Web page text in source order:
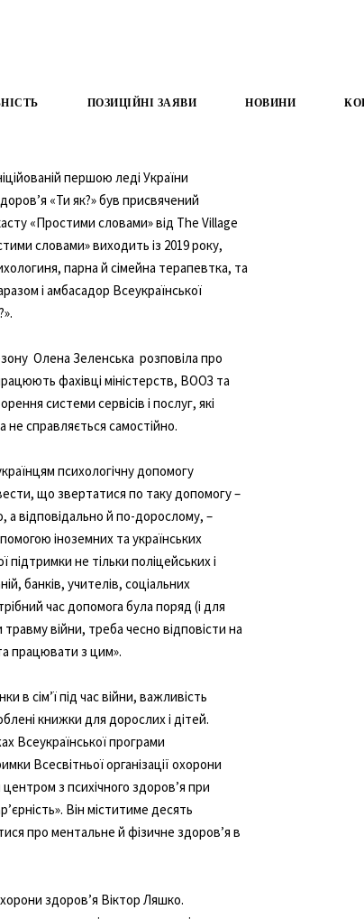
ПОЗИЦІЙНІ ЗАЯВИ НОВИНИ
першою леді України
«Ти як?» був присвячений
«Простими словами» від The Village
словами» виходить із 2019 року,
парна й сімейна терапевтка, та
і амбасадор Всеукраїнської
Олена Зеленська розповіла про
фахівці міністерств, ВООЗ та
системи сервісів і послуг, які
справляється самостійно.
психологічну допомогу
що звертатися по таку допомогу –
а відповідально й по-дорослому, –
іноземних та українських
підтримки не тільки поліцейських і
банків, учителів, соціальних
час допомога була поряд (і для
війни, треба чесно відповісти на
працювати з цим».
в сім’ї під час війни, важливість
книжки для дорослих і дітей.
Всеукраїнської програми
Всесвітньої організації охорони
з психічного здоров’я при
Він міститиме десять
про ментальне й фізичне здоров’я в
здоровʼя Віктор Ляшко.